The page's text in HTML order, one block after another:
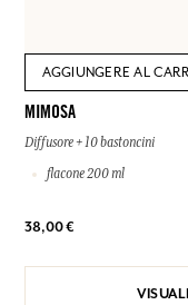
AGGIUNGERE AL
MIMOSA
Diffusore + 10 bastoncini
flacone 200 ml
38,00 €